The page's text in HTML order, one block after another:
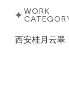
WORK
西安桂月云翠